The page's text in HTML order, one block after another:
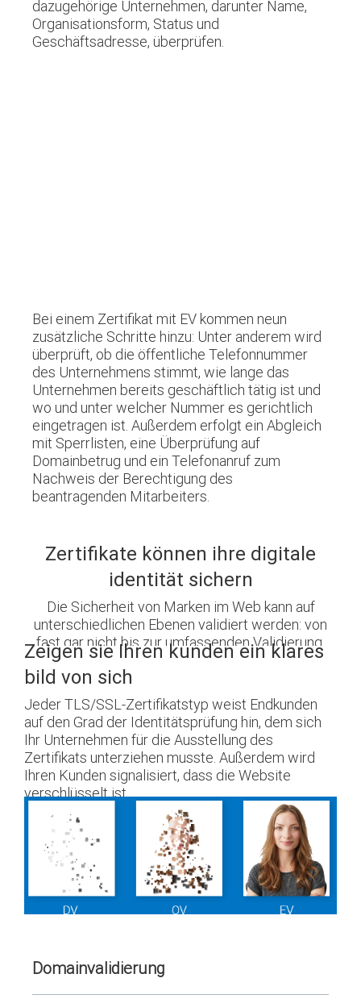
dazugehörige Unternehmen, darunter Name,
Organisationsform, Status und
Geschäftsadresse, überprüfen.
Bei einem Zertifikat mit EV kommen neun
zusätzliche Schritte hinzu: Unter anderem wird
überprüft, ob die öffentliche Telefonnummer
des Unternehmens stimmt, wie lange das
Unternehmen bereits geschäftlich tätig ist und
wo und unter welcher Nummer es gerichtlich
eingetragen ist. Außerdem erfolgt ein Abgleich
mit Sperrlisten, eine Überprüfung auf
Domainbetrug und ein Telefonanruf zum
Nachweis der Berechtigung des
beantragenden Mitarbeiters.
Zertifikate können ihre digitale
identität sichern
Die Sicherheit von Marken im Web kann auf
unterschiedlichen Ebenen validiert werden: von
fast gar nicht bis zur umfassenden Validierung.
Zeigen sie Ihren kunden ein klares
bild von sich
Jeder TLS/SSL-Zertifikatstyp weist Endkunden
auf den Grad der Identitätsprüfung hin, dem sich
Ihr Unternehmen für die Ausstellung des
Zertifikats unterziehen musste. Außerdem wird
Ihren Kunden signalisiert, dass die Website
verschlüsselt ist.
Domainvalidierung